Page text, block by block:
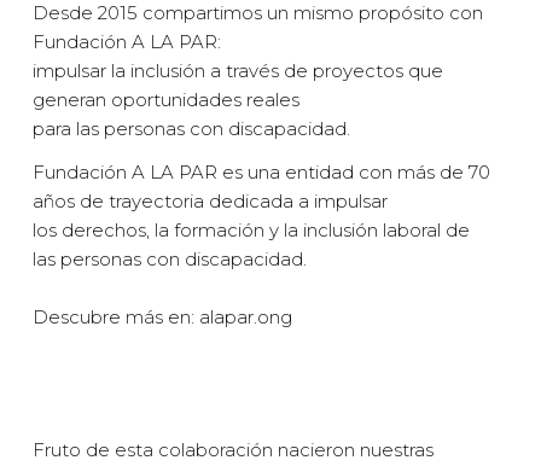
Desde 2015 compartimos un mismo propósito con
Fundación A LA PAR:
impulsar la inclusión a través de proyectos que
generan oportunidades reales
para las personas con discapacidad.
Fundación A LA PAR es una entidad con más de 70
años de trayectoria dedicada a impulsar
los derechos, la formación y la inclusión laboral de
las personas con discapacidad.
Descubre más en: alapar.ong
Fruto de esta colaboración nacieron nuestras